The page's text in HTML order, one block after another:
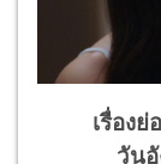
เรื่อง
วัน